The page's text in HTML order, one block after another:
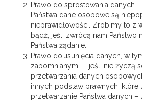
Prawo do sprostowania danych
Państwa dane osobowe są
nieprawidłowości. Zrobimy to z
bądź, jeśli zwrócą nam Państwo
Państwa żądanie.
Prawo do usunięcia danych, w
zapomnianym” – jeśli nie życzą
przetwarzania danych
innych podstaw prawnych, które
przetwarzanie Państwa danych –